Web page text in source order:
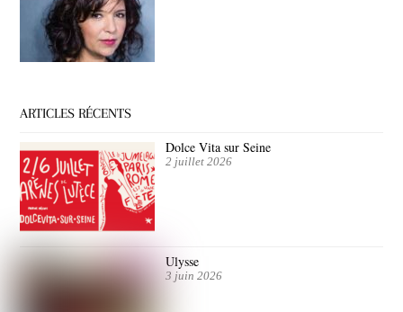
ARTICLES RÉCENTS
Dolce Vita sur Seine
2 juillet 2026
Ulysse
3 juin 2026